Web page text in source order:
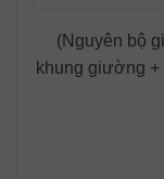
(Nguyên bộ
khung giường +